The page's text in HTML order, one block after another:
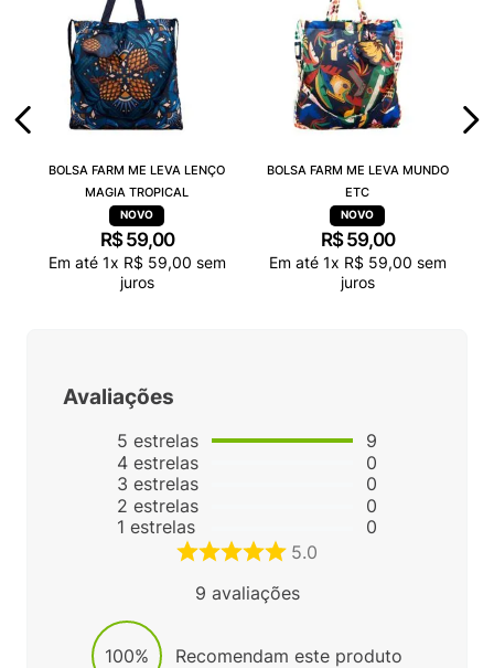
BOLSA FARM ME LEVA LENÇO
MAGIA TROPICAL
R$ 59,00
Em até 1x R$ 59,00 sem
juros
BOLSA FARM ME LEVA MUNDO
ETC
R$ 59,00
Em até 1x R$ 59,00 sem
juros
Avaliações
5 estrelas
4 estrelas
3 estrelas
2 estrelas
1 estrelas
9
0
0
0
0
5.0
9 avaliações
100% Recomendam este produto